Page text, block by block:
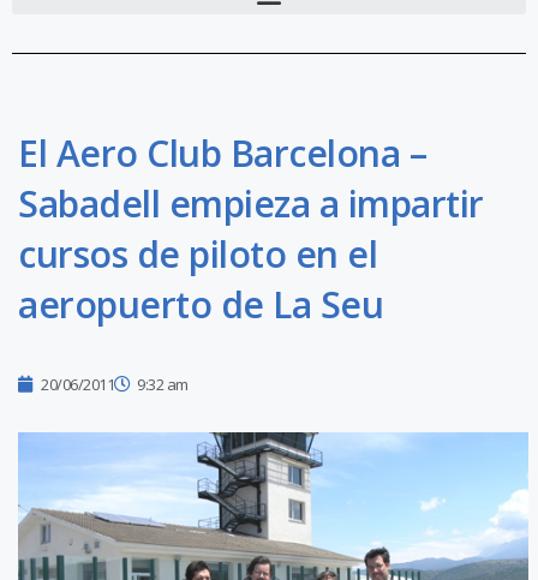
El Aero Club Barcelona –
Sabadell empieza a impartir
cursos de piloto en el
aeropuerto de La Seu
20/06/2011 9:32 am